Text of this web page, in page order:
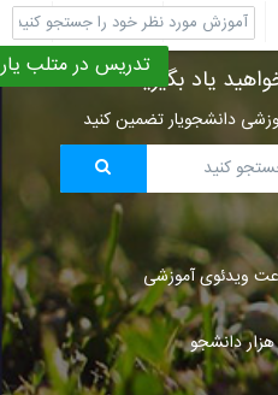
ثبت نام
پشتیبانی
تدریس در متلب یاریاد بگیرید؟
دانشجویار تضمین کنید